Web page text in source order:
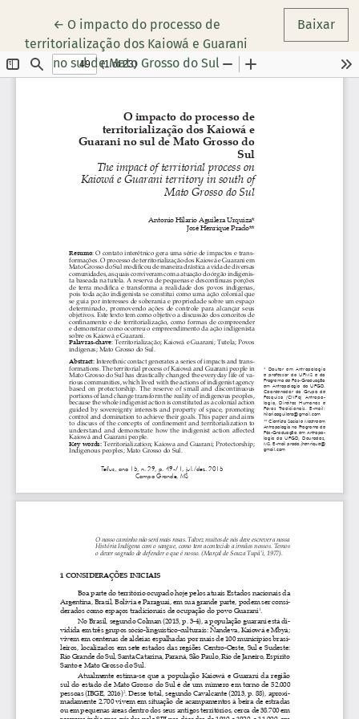
← Voltar aos Detalhes do Artigo
O impacto do processo de
territorialização dos Kaiowá e Guarani
no sul de Mato Grosso do Sul
Baixar